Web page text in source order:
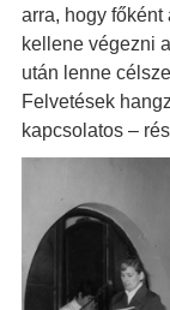
arra, hogy főként
kellene végezni
után lenne
Felvetések
kapcsolatos –